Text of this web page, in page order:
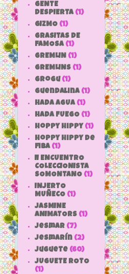
GENTE
DESPIERTA (1)
GIZMO (1)
GRASITAS DE
FAMOSA (1)
GREMLIN (1)
GREMLINS (1)
grogu (1)
Guendalina (1)
HADA AGUA (1)
HADA FUEGO (1)
hoppy hippy (1)
hoppy hippy de
fiba (1)
II ENCUENTRO
COLECCIONISTA
SOMONTANO (1)
INJERTO
MUÑECO (1)
JASMINE
ANIMATORS (1)
jesmar (7)
jesmarín (2)
juguete (60)
JUGUETE ROTO
(1)